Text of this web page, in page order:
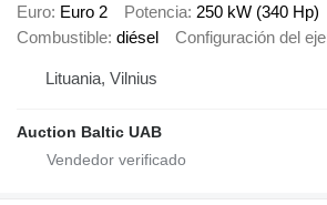
Euro Euro 2 Potencia 250 kW (340 Hp)
Combustible diésel Configuración del eje
Lituania, Vilnius
Auction Baltic UAB